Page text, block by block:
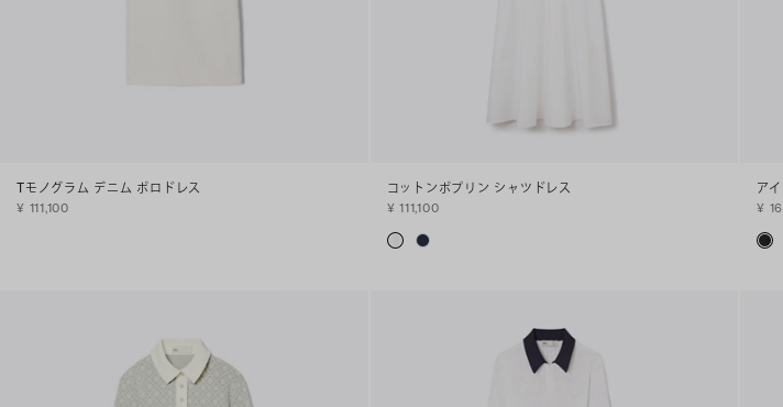
Tモノグラム デニム ポロドレス
¥ 111,100
コットンポプリン シャツドレス
¥ 111,100
ア
¥